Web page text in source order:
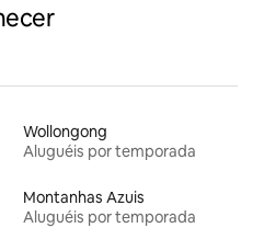
Wollongong
Aluguéis por temporada
Montanhas Azuis
Aluguéis por temporada